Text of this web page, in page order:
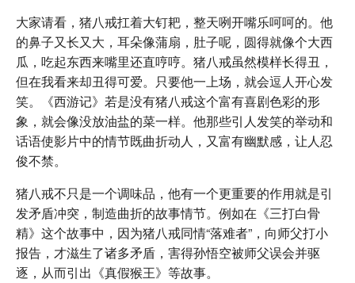
大家请看，猪八戒扛着大钉耙，整天咧开嘴乐呵呵的。他
的鼻子又长又大，耳朵像蒲扇，肚子呢，圆得就像个大西
瓜，吃起东西来嘴里还直哼哼。猪八戒虽然模样长得丑，
但在我看来却丑得可爱。只要他一上场，就会逗人开心发
笑。《西游记》若是没有猪八戒这个富有喜剧色彩的形
象，就会像没放油盐的菜一样。他那些引人发笑的举动和
话语使影片中的情节既曲折动人，又富有幽默感，让人忍
俊不禁。
猪八戒不只是一个调味品，他有一个更重要的作用就是引
发矛盾冲突，制造曲折的故事情节。例如在《三打白骨
精》这个故事中，因为猪八戒同情“落难者”，向师父打小
报告，才滋生了诸多矛盾，害得孙悟空被师父误会并驱
逐，从而引出《真假猴王》等故事。